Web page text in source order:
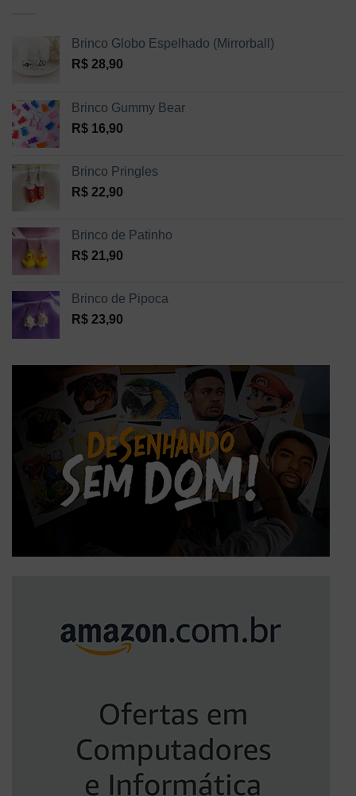
Brinco Globo Espelhado (Mirrorball)
R$ 28,90
Brinco Gummy Bear
R$ 16,90
Brinco Pringles
R$ 22,90
Brinco de Patinho
R$ 21,90
Brinco de Pipoca
R$ 23,90